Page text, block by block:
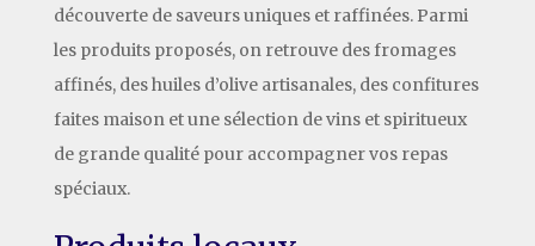
découverte de saveurs uniques et raffinées. Parmi
les produits proposés, on retrouve des fromages
affinés, des huiles d’olive artisanales, des confitures
faites maison et une sélection de vins et spiritueux
de grande qualité pour accompagner vos repas
spéciaux.